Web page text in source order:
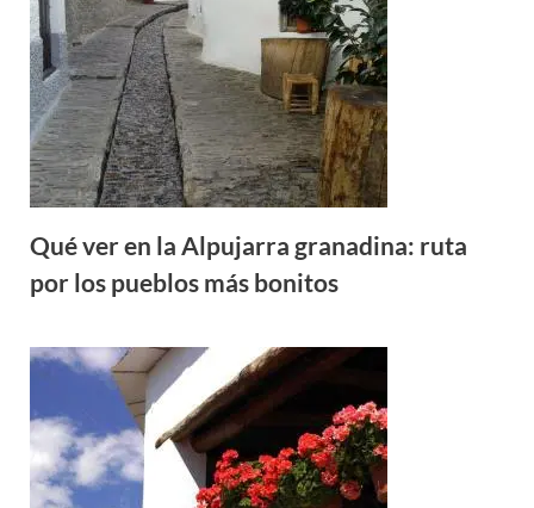
Qué ver en la Alpujarra granadina: ruta
por los pueblos más bonitos